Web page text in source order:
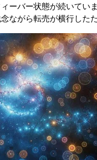
ーバー状態が続いていま
ながら転売が横行した